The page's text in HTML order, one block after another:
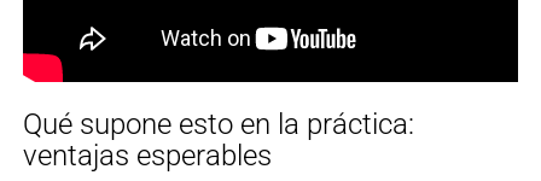
Qué supone esto en la práctica:
ventajas esperables